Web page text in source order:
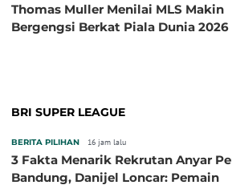
Thomas Muller Menilai MLS Makin
Bergengsi Berkat Piala Dunia 2026
BRI SUPER LEAGUE
BERITA PILIHAN 16 jam lalu
3 Fakta Menarik Rekrutan Anyar
Bandung, Danijel Loncar: Pemain